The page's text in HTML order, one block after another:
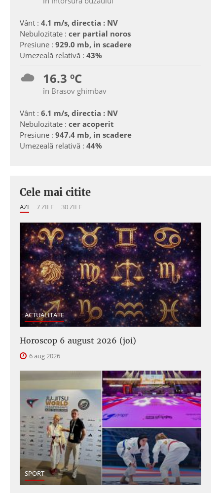
Vânt : 4.1 m/s, directia : NV
Nebulozitate : cer partial noros
Presiune : 929.0 mb, in scadere
Umezeală relativă : 43%
16.3 ºC
în Brasov ghimbav
Vânt : 6.1 m/s, directia : NV
Nebulozitate : cer acoperit
Presiune : 947.4 mb, in scadere
Umezeală relativă : 44%
Cele mai citite
AZI 7 ZILE 30 ZILE
ACTUALITATE
Horoscop 6 august 2026 (joi)
6 aug 2026
SPORT